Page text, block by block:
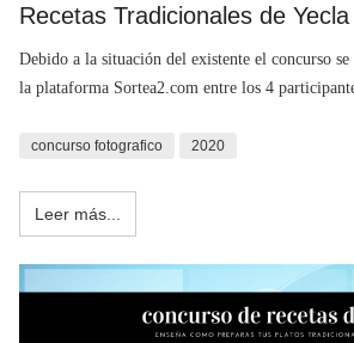
Recetas Tradicionales de Yecla
Debido a la situación del existente el concurso
la plataforma Sortea2.com entre los 4
concurso fotografico 2020
Leer más...